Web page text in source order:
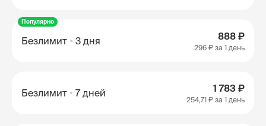
Популярно
Безлимит 3 дня 888 ₽
296 ₽ за 1 день
Безлимит 7 дней 1 783 ₽
254,71 ₽ за 1 день